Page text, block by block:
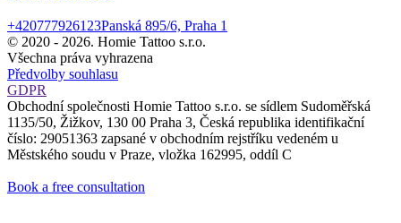
+420777926123Panská 895/6, Praha 1
© 2020 - 2026. Homie Tattoo s.r.o.
Všechna práva vyhrazena
Předvolby souhlasu
GDPR
Obchodní společnosti Homie Tattoo s.r.o. se sídlem Sudoměřská
1135/50, Žižkov, 130 00 Praha 3, Česká republika identifikační
číslo: 29051363 zapsané v obchodním rejstříku vedeném u
Městského soudu v Praze, vložka 162995, oddíl C
Book a free consultation